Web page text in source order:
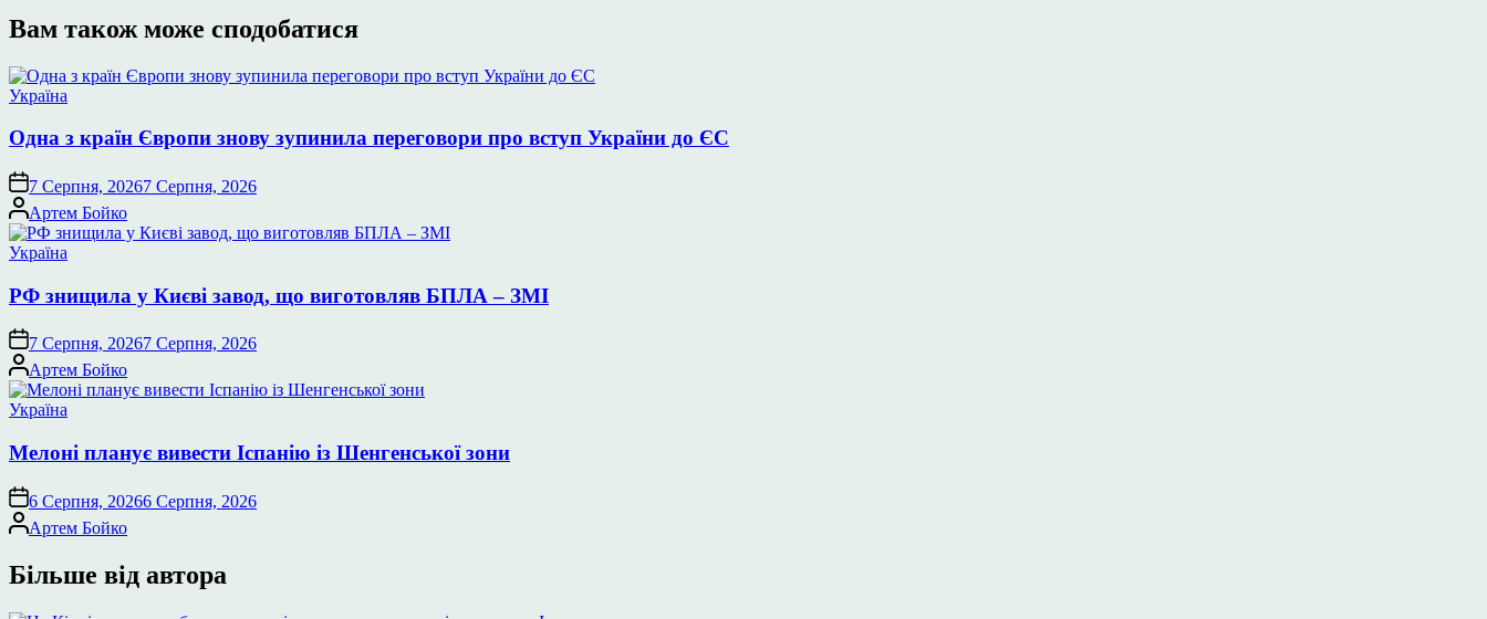
Вам також може сподобатися
Опублікувати
Україна
Одна з країн Європи знову зупинила переговори про вступ України до ЄС
7 Серпня, 20267 Серпня, 2026
Опубліковано
Артем Бойко
Опублікувати
Україна
РФ знищила у Києві завод, що виготовляв БПЛА – ЗМІ
7 Серпня, 20267 Серпня, 2026
Опубліковано
Артем Бойко
Опублікувати
Україна
Мелоні планує вивести Іспанію із Шенгенської зони
6 Серпня, 20266 Серпня, 2026
Опубліковано
Артем Бойко
Більше від автора